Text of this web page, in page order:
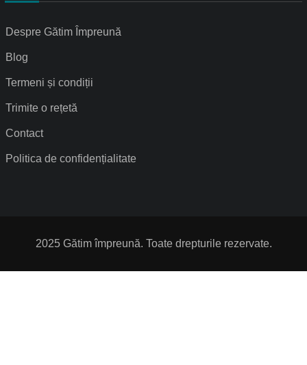
Despre Gătim Împreună
Blog
Termeni și condiții
Trimite o rețetă
Contact
Politica de confidențialitate
2025 Gătim împreună. Toate drepturile rezervate.